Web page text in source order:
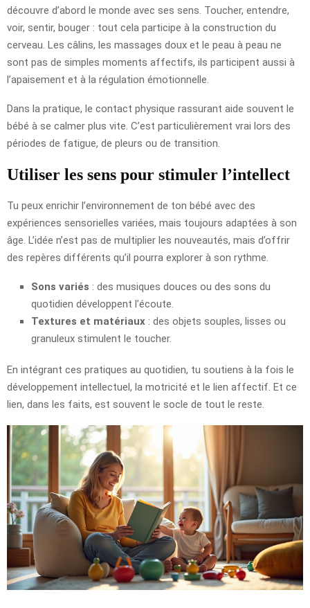
découvre d’abord le monde avec ses sens. Toucher, entendre,
voir, sentir, bouger : tout cela participe à la construction du
cerveau. Les câlins, les massages doux et le peau à peau ne
sont pas de simples moments affectifs, ils participent aussi à
l’apaisement et à la régulation émotionnelle.
Dans la pratique, le contact physique rassurant aide souvent le
bébé à se calmer plus vite. C’est particulièrement vrai lors des
périodes de fatigue, de pleurs ou de transition.
Utiliser les sens pour stimuler l’intellect
Tu peux enrichir l’environnement de ton bébé avec des
expériences sensorielles variées, mais toujours adaptées à son
âge. L’idée n’est pas de multiplier les nouveautés, mais d’offrir
des repères différents qu’il pourra explorer à son rythme.
Sons variés : des musiques douces ou des sons du
quotidien développent l’écoute.
Textures et matériaux : des objets souples, lisses ou
granuleux stimulent le toucher.
En intégrant ces pratiques au quotidien, tu soutiens à la fois le
développement intellectuel, la motricité et le lien affectif. Et ce
lien, dans les faits, est souvent le socle de tout le reste.